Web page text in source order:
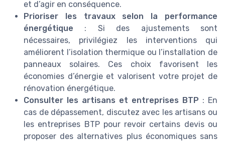
et d’agir en conséquence.
Prioriser les travaux selon la performance
énergétique : Si des ajustements sont
nécessaires, privilégiez les interventions qui
améliorent l’isolation thermique ou l’installation de
panneaux solaires. Ces choix favorisent les
économies d’énergie et valorisent votre projet de
rénovation énergétique.
Consulter les artisans et entreprises BTP : En
cas de dépassement, discutez avec les artisans ou
les entreprises BTP pour revoir certains devis ou
proposer des alternatives plus économiques sans